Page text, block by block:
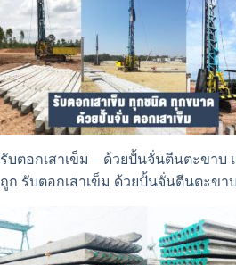
รับตอกเสาเข็ม – ด้วยปั้นจั่นตีนตะขาบ
ถูก รับตอกเสาเข็ม ด้วยปั้นจั่นตีนตะขา